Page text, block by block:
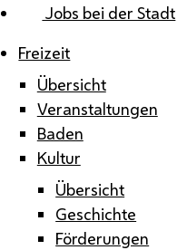
Jobs bei der Stadt
Freizeit
Übersicht
Veranstaltungen
Baden
Kultur
Übersicht
Geschichte
Förderungen